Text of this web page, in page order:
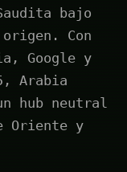
bajo
Con
Google y
Arabia
hub neutral
Oriente y